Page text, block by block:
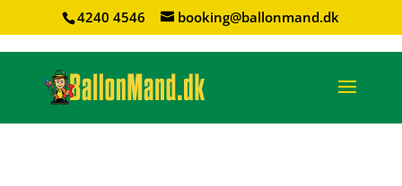
4240 4546 booking@ballonmand.dk